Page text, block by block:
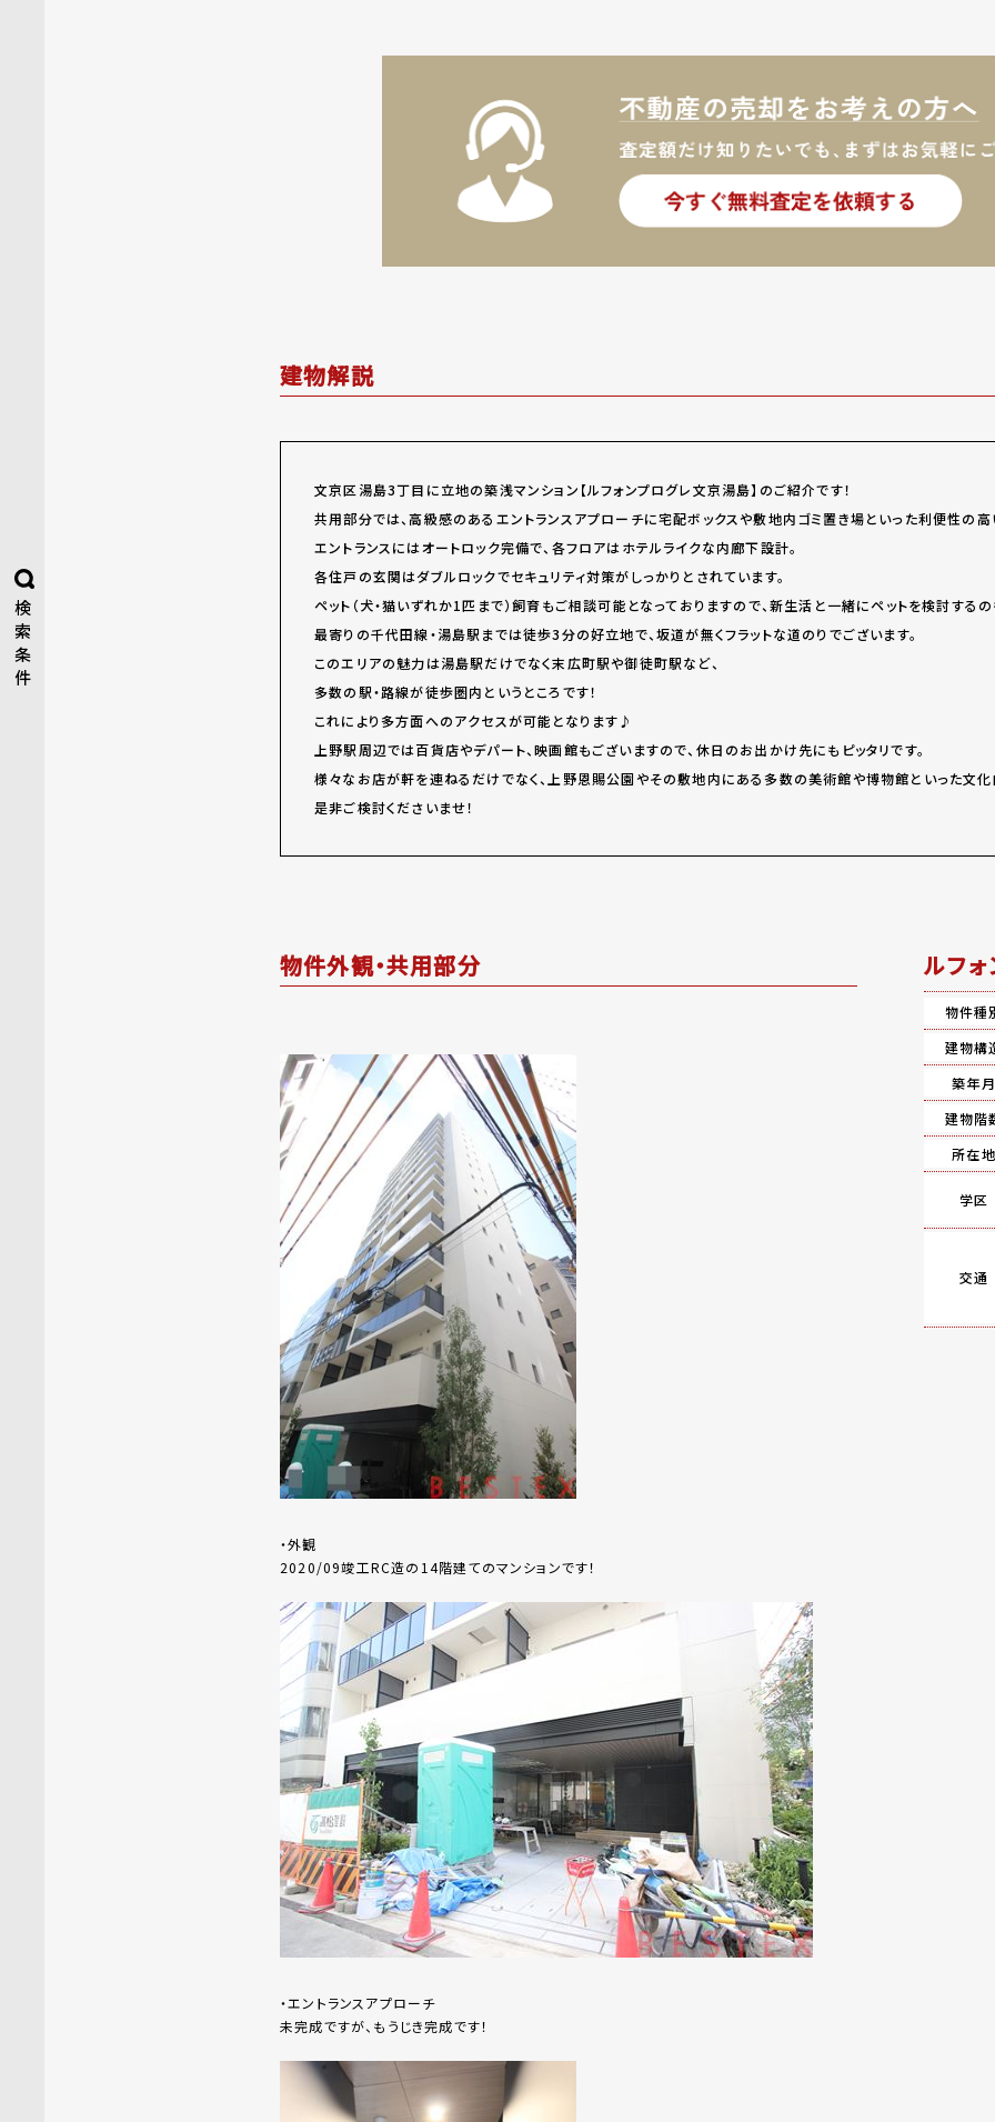
検
索
条
件
建物解説
文京区湯島3丁目に立地の築浅マンション【ルフォンプログレ文京湯島】のご紹介です！
共用部分では、高級感のあるエントランスアプローチに宅配ボックスや敷地内ゴミ置き場といった利便性の高
エントランスにはオートロック完備で、各フロアはホテルライクな内廊下設計。
各住戸の玄関はダブルロックでセキュリティ対策がしっかりとされています。
ペット（犬・猫いずれか1匹まで）飼育もご相談可能となっておりますので、新生活と一緒にペットを検討す
最寄りの千代田線・湯島駅までは徒歩3分の好立地で、坂道が無くフラットな道のりでございます。
このエリアの魅力は湯島駅だけでなく末広町駅や御徒町駅など、
多数の駅・路線が徒歩圏内というところです！
これにより多方面へのアクセスが可能となります♪
上野駅周辺では百貨店やデパート、映画館もございますので、休日のお出かけ先にもピッタリです。
様々なお店が軒を連ねるだけでなく、上野恩賜公園やその敷地内にある多数の美術館や博物館といった文
是非ご検討くださいませ！
物件外観・共用部分
・外観
2020/09竣工RC造の14階建てのマンションです！
・エントランスアプローチ
未完成ですが、もうじき完成です！
ルフ
物件種
建物構
築年月
建物階
所在地
学区
交通